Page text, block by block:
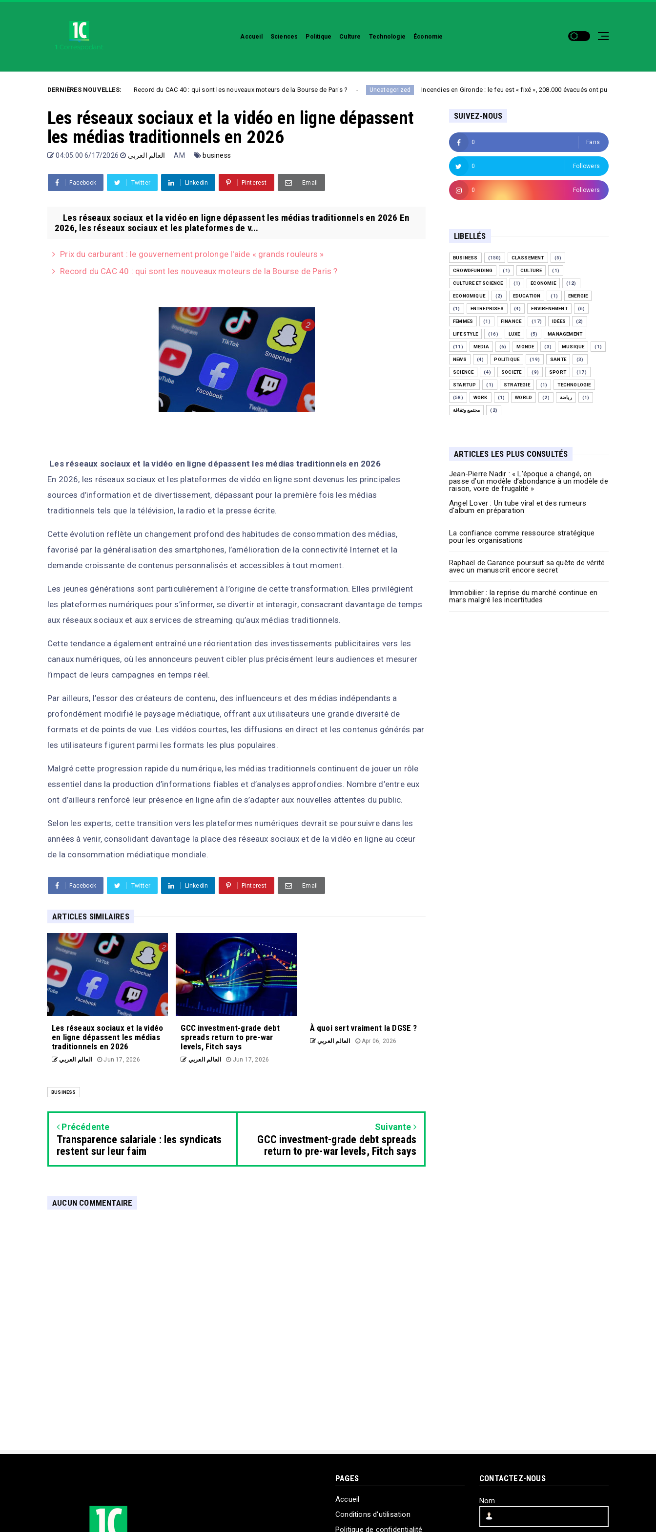
Accueil Sciences Politique Culture Technologie Économie
DERNIÈRES NOUVELLES:
Uncategorized Record du CAC 40 : qui sont les nouveaux moteurs de la Bourse de Paris ? Uncategorized Incendies en Gironde : le feu est « fixé », 208.000 évacués ont pu rentrer chez eux
Les réseaux sociaux et la vidéo en ligne dépassent
les médias traditionnels en 2026
العالم العربي 6/17/2026 04:05:00 AM business
Facebook Twitter Linkedin Pinterest Email
Les réseaux sociaux et la vidéo en ligne dépassent les médias traditionnels en 2026 En
2026, les réseaux sociaux et les plateformes de v...
Prix du carburant : le gouvernement prolonge l'aide « grands rouleurs »
Record du CAC 40 : qui sont les nouveaux moteurs de la Bourse de Paris ?
Les réseaux sociaux et la vidéo en ligne dépassent les médias traditionnels en 2026
En 2026, les réseaux sociaux et les plateformes de vidéo en ligne sont devenus les principales
sources d’information et de divertissement, dépassant pour la première fois les médias
traditionnels tels que la télévision, la radio et la presse écrite.
Cette évolution reflète un changement profond des habitudes de consommation des médias,
favorisé par la généralisation des smartphones, l’amélioration de la connectivité Internet et la
demande croissante de contenus personnalisés et accessibles à tout moment.
Les jeunes générations sont particulièrement à l’origine de cette transformation. Elles privilégient
les plateformes numériques pour s’informer, se divertir et interagir, consacrant davantage de temps
aux réseaux sociaux et aux services de streaming qu’aux médias traditionnels.
Cette tendance a également entraîné une réorientation des investissements publicitaires vers les
canaux numériques, où les annonceurs peuvent cibler plus précisément leurs audiences et mesurer
l’impact de leurs campagnes en temps réel.
Par ailleurs, l’essor des créateurs de contenu, des influenceurs et des médias indépendants a
profondément modifié le paysage médiatique, offrant aux utilisateurs une grande diversité de
formats et de points de vue. Les vidéos courtes, les diffusions en direct et les contenus générés par
les utilisateurs figurent parmi les formats les plus populaires.
Malgré cette progression rapide du numérique, les médias traditionnels continuent de jouer un rôle
essentiel dans la production d’informations fiables et d’analyses approfondies. Nombre d’entre eux
ont d’ailleurs renforcé leur présence en ligne afin de s’adapter aux nouvelles attentes du public.
Selon les experts, cette transition vers les plateformes numériques devrait se poursuivre dans les
années à venir, consolidant davantage la place des réseaux sociaux et de la vidéo en ligne au cœur
de la consommation médiatique mondiale.
Facebook Twitter Linkedin Pinterest Email
ARTICLES SIMILAIRES
Les réseaux sociaux et la vidéo
en ligne dépassent les médias
traditionnels en 2026
العالم العربي Jun 17, 2026
GCC investment-grade debt
spreads return to pre-war
levels, Fitch says
العالم العربي Jun 17, 2026
À quoi sert vraiment la DGSE ?
العالم العربي Apr 06, 2026
BUSINESS
Précédente
Transparence salariale : les syndicats
restent sur leur faim
Suivante
GCC investment-grade debt spreads
return to pre-war levels, Fitch says
AUCUN COMMENTAIRE
SUIVEZ-NOUS
0 Fans
0 Followers
0 Followers
LIBELLÉS
BUSINESS (150) CLASSEMENT (5)
CROWDFUNDING (1) CULTURE (1)
CULTURE ET SCIENCE (1) ECONOMIE (12)
ECONOMIQUE (2) EDUCATION (1) ENERGIE
(1) ENTREPRISES (4) ENVIRENEMENT (6)
FEMMES (1) FINANCE (17) IDÉES (2)
LIFE STYLE (16) LUXE (5) MANAGEMENT
(11) MEDIA (6) MONDE (3) MUSIQUE (1)
NEWS (4) POLITIQUE (19) SANTE (3)
SCIENCE (4) SOCIETE (9) SPORT (17)
STARTUP (1) STRATEGIE (1) TECHNOLOGIE
(58) WORK (1) WORLD (2) رياضة (1)
مجتمع وثقافة (2)
ARTICLES LES PLUS CONSULTÉS
Jean-Pierre Nadir : « L’époque a changé, on
passe d’un modèle d’abondance à un modèle de
raison, voire de frugalité »
Angel Lover : Un tube viral et des rumeurs
d'album en préparation
La confiance comme ressource stratégique
pour les organisations
Raphaël de Garance poursuit sa quête de vérité
avec un manuscrit encore secret
Immobilier : la reprise du marché continue en
mars malgré les incertitudes
PAGES
Accueil
Conditions d'utilisation
Politique de confidentialité
CONTACTEZ-NOUS
Nom